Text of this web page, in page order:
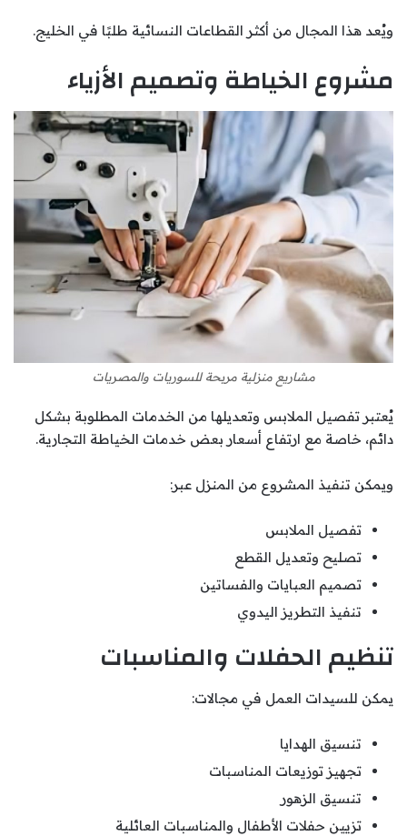
ويُعد هذا المجال من أكثر القطاعات النسائية طلبًا في الخليج.
مشروع الخياطة وتصميم الأزياء
مشاريع منزلية مربحة للسوريات والمصريات
يُعتبر تفصيل الملابس وتعديلها من الخدمات المطلوبة بشكل
دائم، خاصة مع ارتفاع أسعار بعض خدمات الخياطة التجارية.
ويمكن تنفيذ المشروع من المنزل عبر:
تفصيل الملابس
تصليح وتعديل القطع
تصميم العبايات والفساتين
تنفيذ التطريز اليدوي
تنظيم الحفلات والمناسبات
يمكن للسيدات العمل في مجالات:
تنسيق الهدايا
تجهيز توزيعات المناسبات
تنسيق الزهور
تزيين حفلات الأطفال والمناسبات العائلية